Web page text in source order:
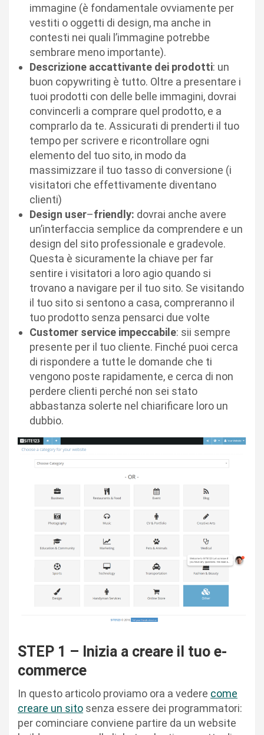
immagine (è fondamentale ovviamente per
vestiti o oggetti di design, ma anche in
contesti nei quali l’immagine potrebbe
sembrare meno importante).
Descrizione accattivante dei prodotti: un
buon copywriting è tutto. Oltre a presentare i
tuoi prodotti con delle belle immagini, dovrai
convincerli a comprare quel prodotto, e a
comprarlo da te. Assicurati di prenderti il tuo
tempo per scrivere e ricontrollare ogni
elemento del tuo sito, in modo da
massimizzare il tuo tasso di conversione (i
visitatori che effettivamente diventano
clienti)
Design user–friendly: dovrai anche avere
un’interfaccia semplice da comprendere e un
design del sito professionale e gradevole.
Questa è sicuramente la chiave per far
sentire i visitatori a loro agio quando si
trovano a navigare per il tuo sito. Se visitando
il tuo sito si sentono a casa, compreranno il
tuo prodotto senza pensarci due volte
Customer service impeccabile: sii sempre
presente per il tuo cliente. Finché puoi cerca
di rispondere a tutte le domande che ti
vengono poste rapidamente, e cerca di non
perdere clienti perché non sei stato
abbastanza solerte nel chiarificare loro un
dubbio.
STEP 1 – Inizia a creare il tuo e-
commerce
In questo articolo proviamo ora a vedere come
creare un sito senza essere dei programmatori:
per cominciare conviene partire da un website